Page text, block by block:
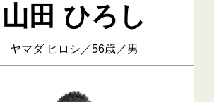
山田 ひろし
ヤマダ ヒロシ／56歳／男